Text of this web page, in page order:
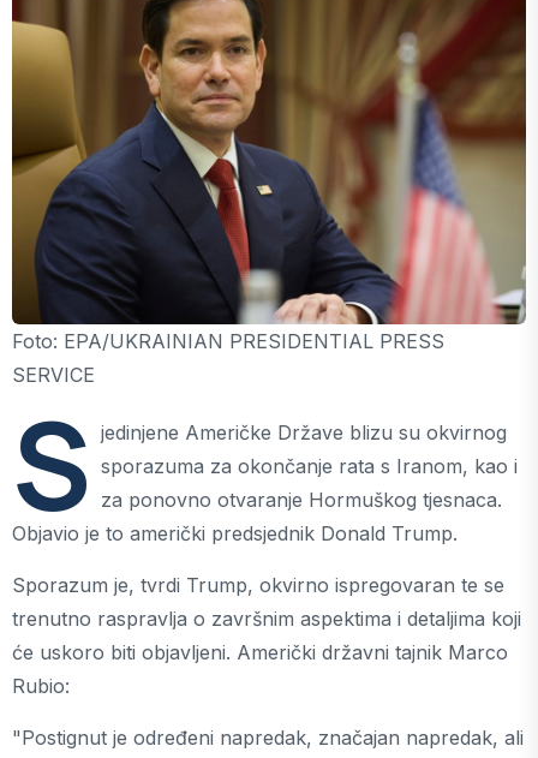
Foto: EPA/UKRAINIAN PRESIDENTIAL PRESS
SERVICE
S jedinjene Američke Države blizu su okvirnog
sporazuma za okončanje rata s Iranom, kao i
za ponovno otvaranje Hormuškog tjesnaca.
Objavio je to američki predsjednik Donald Trump.
Sporazum je, tvrdi Trump, okvirno ispregovaran te se
trenutno raspravlja o završnim aspektima i detaljima koji
će uskoro biti objavljeni. Američki državni tajnik Marco
Rubio:
"Postignut je određeni napredak, značajan napredak, ali